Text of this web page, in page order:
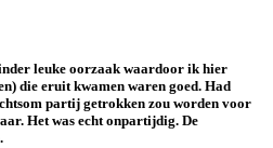
leuke oorzaak waardoor ik hier
die eruit kwamen waren goed. Had
partij getrokken zou worden voor
Het was echt onpartijdig. De